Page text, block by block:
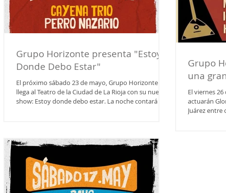
Grupo Horizonte presenta "Estoy
Donde Debo Estar"
El próximo sábado 23 de mayo, Grupo Horizonte
llega al Teatro de la Ciudad de La Rioja con su nuevo
show: Estoy donde debo estar. La noche contará con
consiguen anticipadas a través de las redes sociales
del grupo o en la puerta del teatro el día del evento.
Un show para no perderse. Estoy donde debo estar
es una propuesta que reúne música,
Grupo
una
El viernes
actuarán
Juárez entre